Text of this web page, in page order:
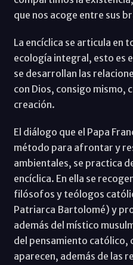
que nos acoge entre sus
La encíclica se articula en
ecología integral, esto es
se desarrollan las
con Dios, consigo mismo,
creación.
El diálogo que el Papa
método para afrontar y
ambientales, se practica
encíclica. En ella se
filósofos y teólogos
Patriarca Bartolomé) y
además del místico
del pensamiento católico,
aparecen, además de las